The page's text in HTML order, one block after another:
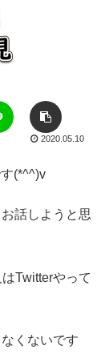
2020.05.10
(*^^)v
話しようと思
Twitterやって
くないです